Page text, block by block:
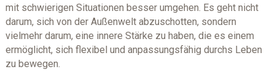
mit schwierigen Situationen besser umgehen. Es geht nicht
darum, sich von der Außenwelt abzuschotten, sondern
vielmehr darum, eine innere Stärke zu haben, die es einem
ermöglicht, sich flexibel und anpassungsfähig durchs Leben
zu bewegen.